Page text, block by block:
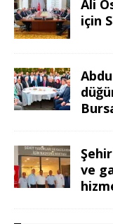
Ali
için
ve